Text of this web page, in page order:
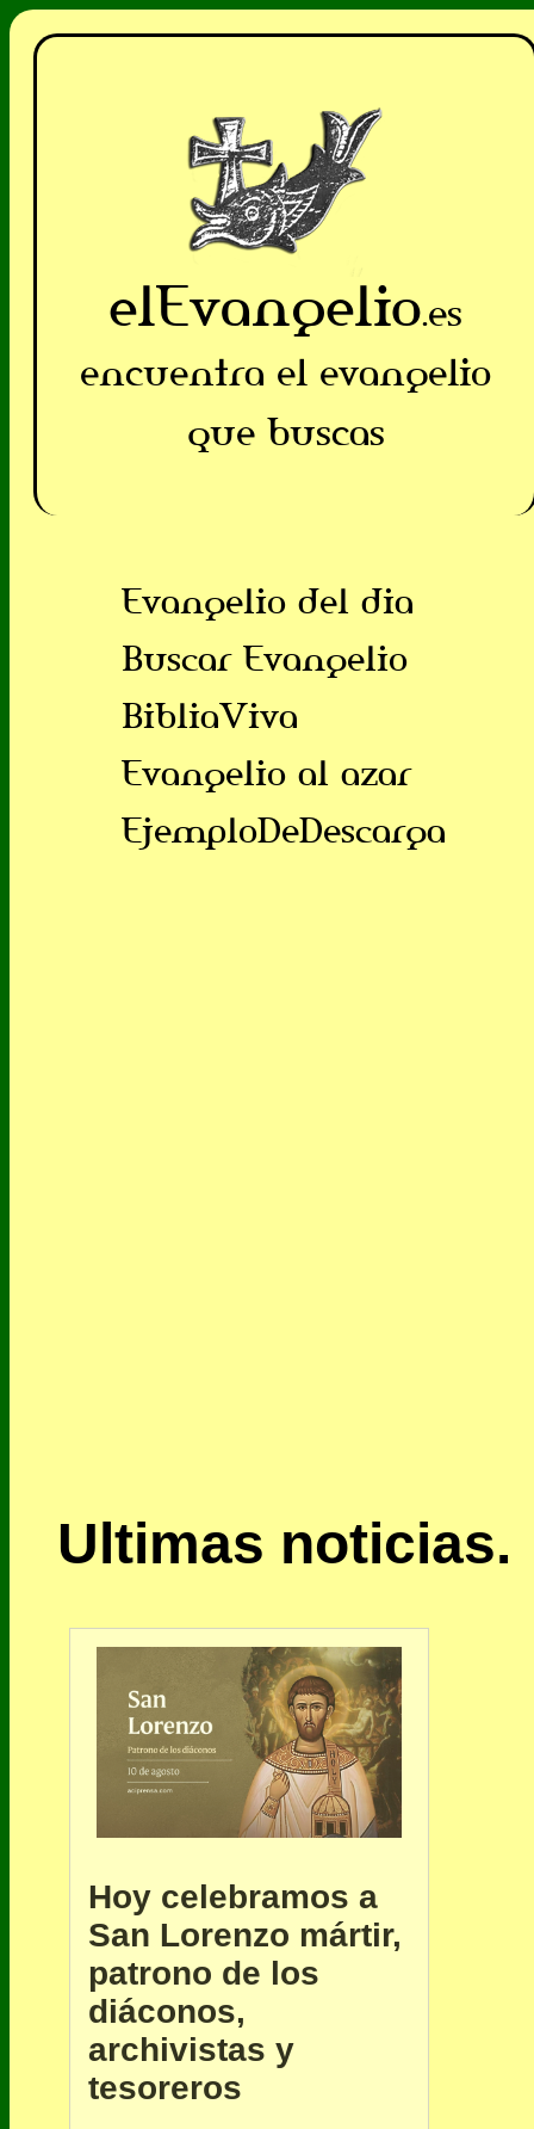
elEvangelio.es
encuentra el evangelio
que buscas
Evangelio del dia
Buscar Evangelio
BibliaViva
Evangelio al azar
EjemploDeDescarga
Ultimas noticias.
Hoy celebramos a
San Lorenzo mártir,
patrono de los
diáconos,
archivistas y
tesoreros